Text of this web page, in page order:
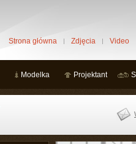
Strona główna Zdjęcia Video
Modelka Projektant